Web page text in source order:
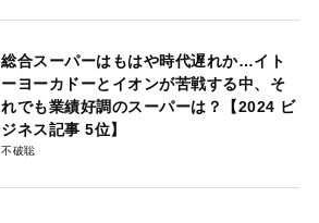
総合スーパーはもはや時代遅れか…イト
ーヨーカドーとイオンが苦戦する中、そ
れでも業績好調のスーパーは？【2024 ビ
ジネス記事 5位】
不破聡